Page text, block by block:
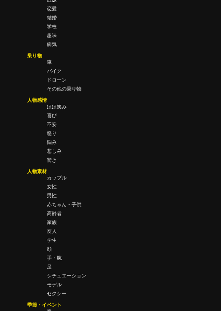
恋愛
結婚
学校
趣味
病気
乗り物
車
バイク
ドローン
その他の乗り物
人物感情
ほほ笑み
喜び
不安
怒り
悩み
悲しみ
驚き
人物素材
カップル
女性
男性
赤ちゃん・子供
高齢者
家族
友人
学生
顔
手・腕
足
シチュエーション
モデル
セクシー
季節・イベント